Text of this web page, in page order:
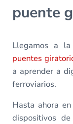
puente
Llegamos a
puentes
a aprender a
ferroviarios.
Hasta ahora
dispositivos